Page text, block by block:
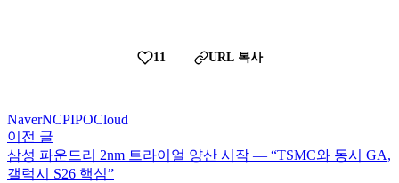
11 URL 복사
NaverNCPIPOCloud
이전 글
삼성 파운드리 2nm 트라이얼 양산 시작 — “TSMC와 동시 GA,
갤럭시 S26 핵심”